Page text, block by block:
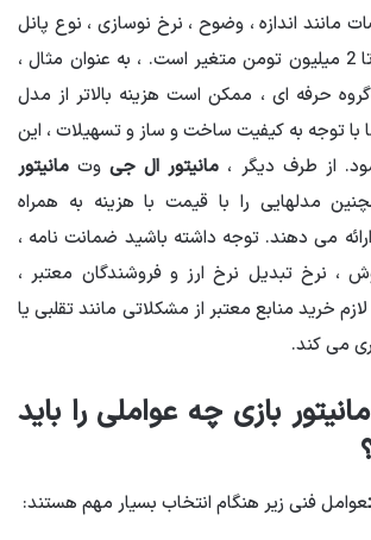
مانند اندازه ، وضوح ، نرخ نوسازی ، نوع پانل
حرفه ای ، ممکن است هزینه بالاتر از مدل
با توجه به کیفیت ساخت و ساز و تسهیلات ، این
از طرف دیگر ، مانیتور ال جیوت مانیتور
مدلهایی را با قیمت با هزینه به همراه
می دهند. توجه داشته باشید ضمانت نامه ،
نرخ تبدیل نرخ ارز و فروشندگان معتبر ،
لازم خرید منابع معتبر از مشکلاتی مانند تقلبی یا
می کند.
بازی چه عواملی را باید
عوامل فنی زیر هنگام انتخاب بسیار مهم هستند: